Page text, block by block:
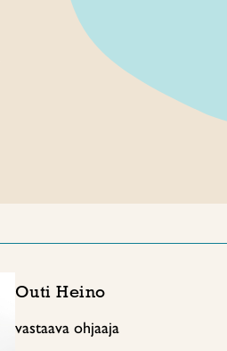
Outi Heino
vastaava ohjaaja